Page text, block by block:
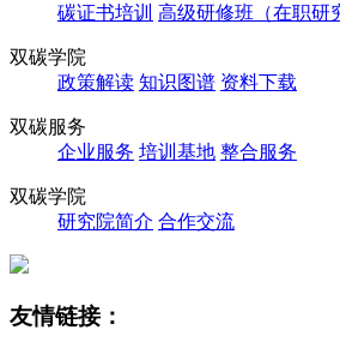
碳证书培训 高级研修班（在职研
双碳学院
政策解读 知识图谱 资料下载
双碳服务
企业服务 培训基地 整合服务
双碳学院
研究院简介 合作交流
友情链接：